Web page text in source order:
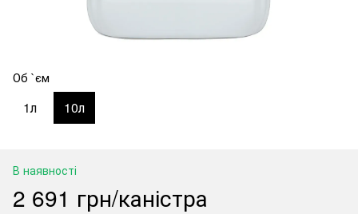
Об `єм
1л 10л
В наявності
2 691 грн/каністра